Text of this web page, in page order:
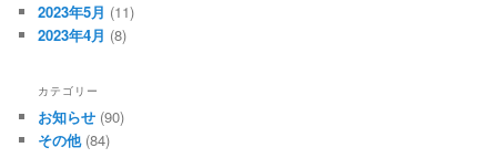
2023年5月 (11)
2023年4月 (8)
カテゴリー
お知らせ (90)
その他(84)